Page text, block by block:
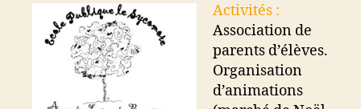
Activités :
Association de
parents d’élèves.
Organisation
d’animations